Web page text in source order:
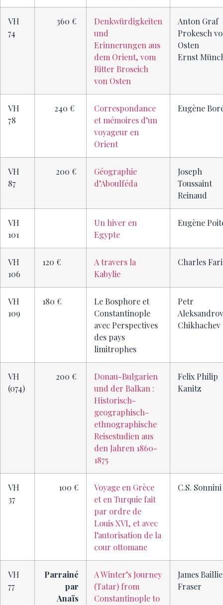
VH
74
360 €
Denkwürdigkeiten
und
Erinnerungen aus
dem Orient, vom
Ritter Broseich
von Osten
Anton Graf
Prokesch
Osten
Ernst
VH
78
240 €
Correspondance
et mémoires d’un
voyageur en
Orient
Eugène
VH
87
200 €
Géographie
d’Aboulféda
Joseph
Toussaint
Reinaud
VH
101
Un hiver en
Egypte
Eugène
VH
106
120 €
A travers la
Kabylie
Charles
VH
109
180 €
Le Bosphore et
Constantinople
avec Perspectives
des pays
limitrophes
Petr
Chikhachev
VH
(074)
200 €
Donau-Bulgarien
und der Balkan :
Historisch-
geographisch-
ethnographische
Reisestudien aus
den Jahren 1860-
1875
Felix Philip
Kanitz
VH
37
100 €
Voyage en Grèce
et en Turquie fait
par ordre de
Louis XVI, et avec
l’autorisation de la
cour ottomane
C.S. Sonnini
VH
77
Parrainé
par
Anaïs
A Winter’s Journey
(Tatar) from
Constantinople to
James Baillie
Fraser